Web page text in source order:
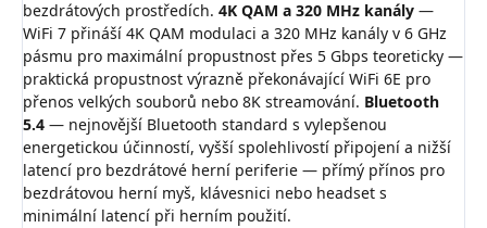
bezdrátových prostředích. 4K QAM a 320 MHz kanály —
WiFi 7 přináší 4K QAM modulaci a 320 MHz kanály v 6 GHz
pásmu pro maximální propustnost přes 5 Gbps teoreticky —
praktická propustnost výrazně překonávající WiFi 6E pro
přenos velkých souborů nebo 8K streamování. Bluetooth
5.4 — nejnovější Bluetooth standard s vylepšenou
energetickou účinností, vyšší spolehlivostí připojení a nižší
latencí pro bezdrátové herní periferie — přímý přínos pro
bezdrátovou herní myš, klávesnici nebo headset s
minimální latencí při herním použití.